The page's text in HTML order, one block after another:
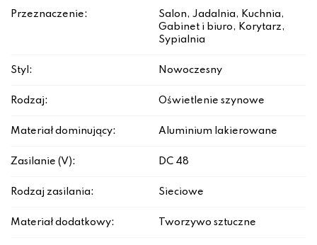
Przeznaczenie:
Salon, Jadalnia, Kuchnia,
Gabinet i biuro, Korytarz,
Sypialnia
Styl: Nowoczesny
Rodzaj: Oświetlenie szynowe
Materiał dominujący: Aluminium lakierowane
Zasilanie (V): DC 48
Rodzaj zasilania: Sieciowe
Materiał dodatkowy: Tworzywo sztuczne